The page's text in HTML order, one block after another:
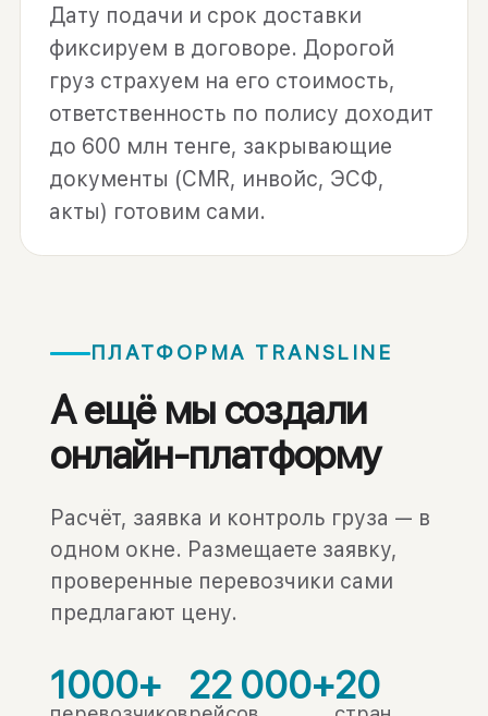
Дату подачи и срок доставки
фиксируем в договоре. Дорогой
груз страхуем на его стоимость,
ответственность по полису доходит
до 600 млн тенге, закрывающие
документы (CMR, инвойс, ЭСФ,
акты) готовим сами.
ПЛАТФОРМА TRANSLINE
А ещё мы создали
онлайн-платформу
Расчёт, заявка и контроль груза — в
одном окне. Размещаете заявку,
проверенные перевозчики сами
предлагают цену.
1000+ 22 000+20